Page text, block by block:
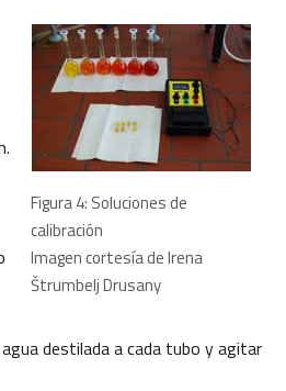
Figura 4: Soluciones de
calibración
Imagen cortesía de Irena
Štrumbelj Drusany
destilada a cada tubo y agitar